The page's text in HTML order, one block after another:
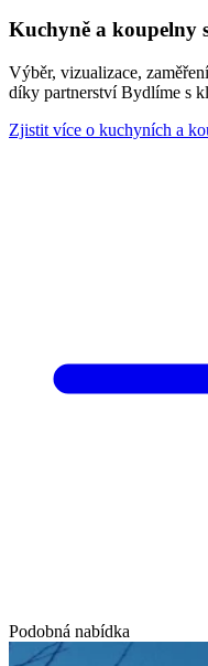
Kuchyně a koupelny
Výběr, vizualizace,
díky partnerství Bydlíme s
Zjistit více o kuchyních a
Podobná nabídka